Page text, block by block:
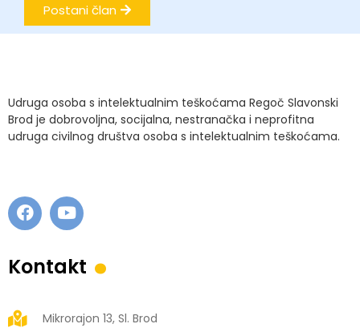
Postani član
Udruga osoba s intelektualnim teškoćama Regoč Slavonski
Brod je dobrovoljna, socijalna, nestranačka i neprofitna
udruga civilnog društva osoba s intelektualnim teškoćama.
Kontakt .
Mikrorajon 13, Sl. Brod